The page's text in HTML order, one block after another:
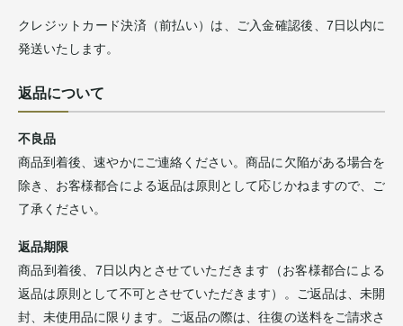
クレジットカード決済（前払い）は、ご入金確認後、7日以内に
発送いたします。
返品について
不良品
商品到着後、速やかにご連絡ください。商品に欠陥がある場合を
除き、お客様都合による返品は原則として応じかねますので、ご
了承ください。
返品期限
商品到着後、7日以内とさせていただきます（お客様都合による
返品は原則として不可とさせていただきます）。ご返品は、未開
封、未使用品に限ります。ご返品の際は、往復の送料をご請求さ